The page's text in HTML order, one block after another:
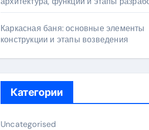
Каркасная баня: основные элементы
конструкции и этапы возведения
Категории
Uncategorised